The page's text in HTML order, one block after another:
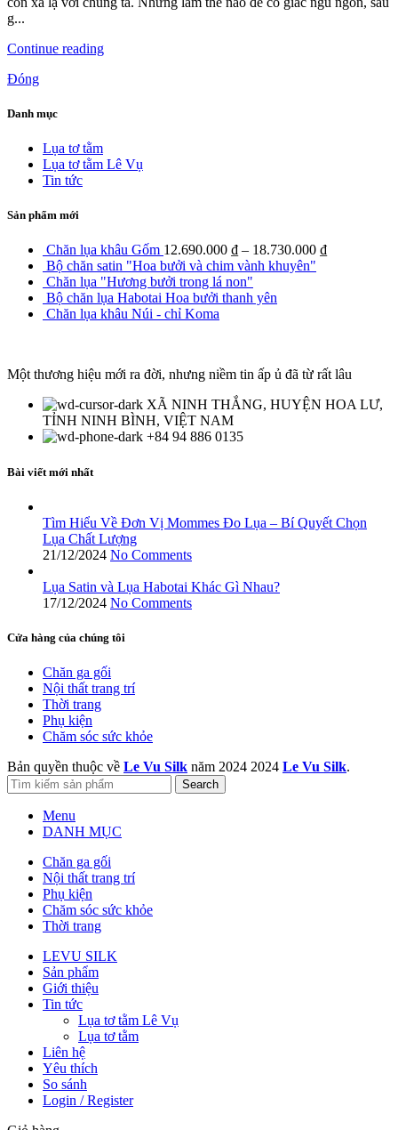
g...
Continue reading
Đóng
Danh mục
Lụa tơ tằm
Lụa tơ tằm Lê Vụ
Tin tức
Sản phẩm mới
Chăn lụa khâu Gốm 12.690.000 ₫ – 18.730.000 ₫
Bộ chăn satin "Hoa bưởi và chim vành khuyên"
Chăn lụa "Hương bưởi trong lá non"
Bộ chăn lụa Habotai Hoa bưởi thanh yên
Chăn lụa khâu Núi - chỉ Koma
Một thương hiệu mới ra đời, nhưng niềm tin ấp ủ đã từ rất lâu
XÃ NINH THẮNG, HUYỆN HOA LƯ,
TỈNH NINH BÌNH, VIỆT NAM
+84 94 886 0135
Bài viết mới nhất
Tìm Hiểu Về Đơn Vị Mommes Đo Lụa – Bí Quyết Chọn
Lụa Chất Lượng
21/12/2024 No Comments
Lụa Satin và Lụa Habotai Khác Gì Nhau?
17/12/2024 No Comments
Cửa hàng của chúng tôi
Chăn ga gối
Nội thất trang trí
Thời trang
Phụ kiện
Chăm sóc sức khỏe
Bản quyền thuộc về Le Vu Silk năm 2024 2024 Le Vu Silk.
Search
Menu
DANH MỤC
Chăn ga gối
Nội thất trang trí
Phụ kiện
Chăm sóc sức khỏe
Thời trang
LEVU SILK
Sản phẩm
Giới thiệu
Tin tức
Lụa tơ tằm Lê Vụ
Lụa tơ tằm
Liên hệ
Yêu thích
So sánh
Login / Register